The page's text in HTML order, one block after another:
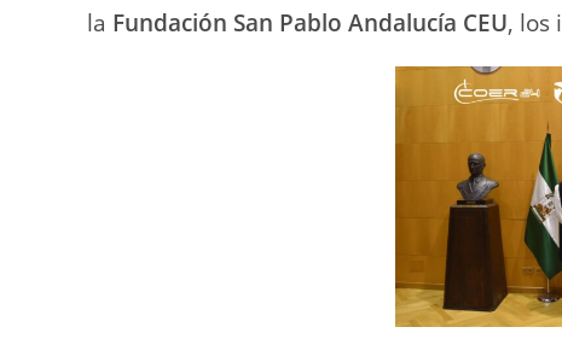
la Fundación San Pablo Andalucía CEU, los